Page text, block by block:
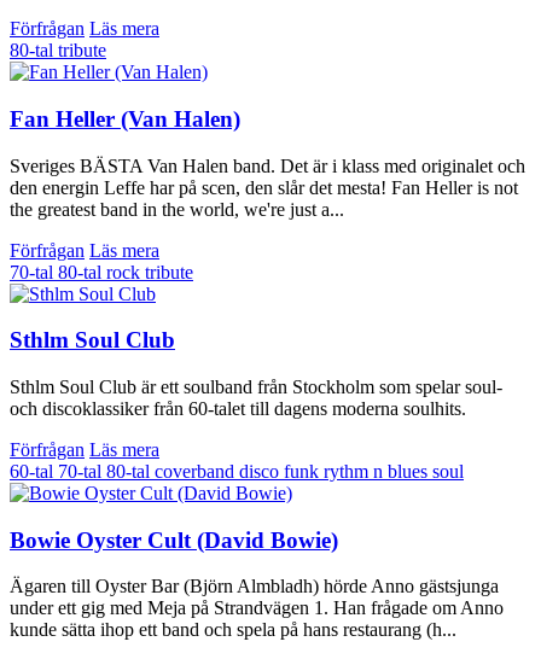
Förfrågan Läs mera
80-tal tribute
Fan Heller (Van Halen)
Sveriges BÄSTA Van Halen band. Det är i klass med originalet och
den energin Leffe har på scen, den slår det mesta! Fan Heller is not
the greatest band in the world, we're just a...
Förfrågan Läs mera
70-tal 80-tal rock tribute
Sthlm Soul Club
Sthlm Soul Club är ett soulband från Stockholm som spelar soul-
och discoklassiker från 60-talet till dagens moderna soulhits.
Förfrågan Läs mera
60-tal 70-tal 80-tal coverband disco funk rythm n blues soul
Bowie Oyster Cult (David Bowie)
Ägaren till Oyster Bar (Björn Almbladh) hörde Anno gästsjunga
under ett gig med Meja på Strandvägen 1. Han frågade om Anno
kunde sätta ihop ett band och spela på hans restaurang (h...